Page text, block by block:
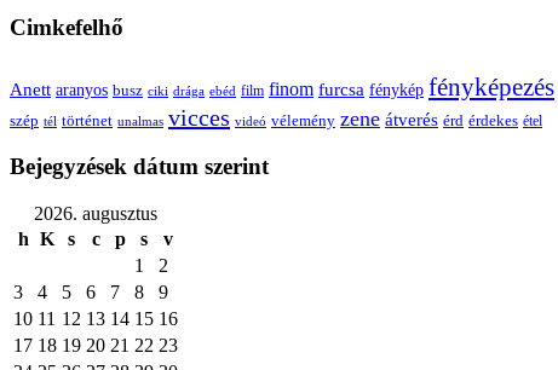
Cimkefelhő
Anett aranyos busz ciki drága ebéd film finom furcsa fénykép fényképezés
szép tél történet unalmas vicces videó vélemény zene átverés érd érdekes étel
Bejegyzések dátum szerint
2026. augusztus
h K s c p s
v
1
2
3
4 5 6 7 8
9
10 11 12 13 14 15 16
17 18 19 20 21 22 23